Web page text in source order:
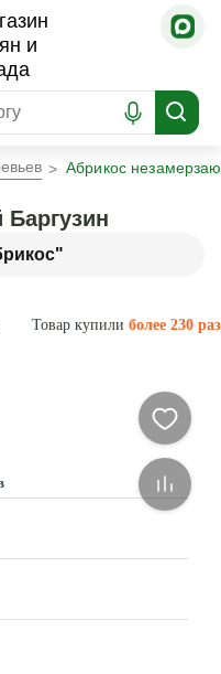
Абрикос
Товар купили более 230 раз